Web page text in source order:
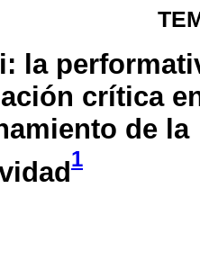
la
crítica
de la
1